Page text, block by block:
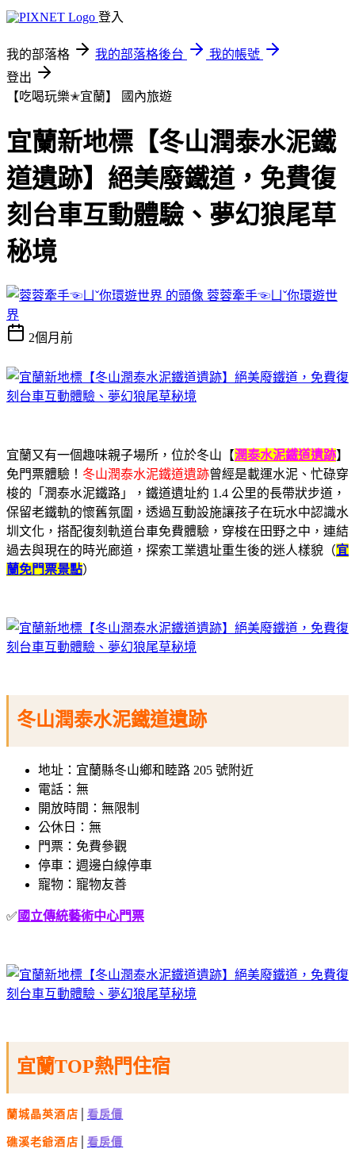
登入
我的部落格 我的部落格後台
我的帳號
登出
【吃喝玩樂✭宜蘭】
國內旅遊
宜蘭新地標【冬山潤泰水泥鐵
道遺跡】絕美廢鐵道，免費復
刻台車互動體驗、夢幻狼尾草
秘境
蓉蓉牽手☜ㄩˇ你環遊世
界
2個月前
宜蘭又有一個趣味親子場所，位於冬山【潤泰水泥鐵道遺跡】
免門票體驗！ 冬山潤泰水泥鐵道遺跡曾經是載運水泥、忙碌穿
梭的「潤泰水泥鐵路」，鐵道遺址約 1.4 公里的長帶狀步道，
保留老鐵軌的懷舊氛圍，透過互動設施讓孩子在玩水中認識水
圳文化，搭配復刻軌道台車免費體驗，穿梭在田野之中，連結
過去與現在的時光廊道，探索工業遺址重生後的迷人樣貌 （宜
蘭免門票景點）
冬山潤泰水泥鐵道遺跡
地址：宜蘭縣冬山鄉和睦路 205 號附近
電話：無
開放時間：無限制
公休日：無
門票：免費參觀
停車：週邊白線停車
寵物：寵物友善
✅ 國立傳統藝術中心門票
宜蘭TOP熱門住宿
蘭城晶英酒店 看房價
礁溪老爺酒店 看房價